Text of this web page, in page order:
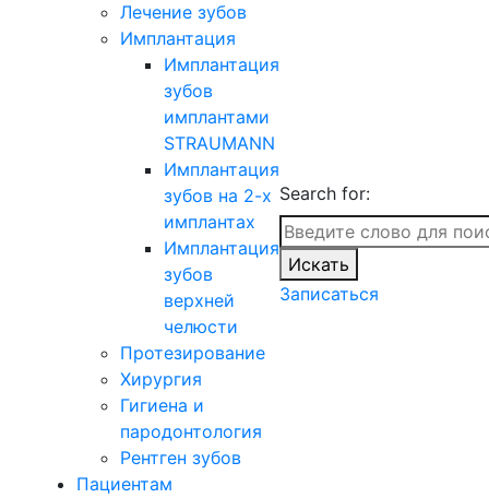
Лечение зубов
Имплантация
Имплантация
зубов
имплантами
STRAUMANN
Имплантация
зубов на 2-х
имплантах
Имплантация
зубов
верхней
челюсти
Протезирование
Хирургия
Гигиена и
пародонтология
Рентген зубов
Пациентам
Search for:
Искать
Записаться